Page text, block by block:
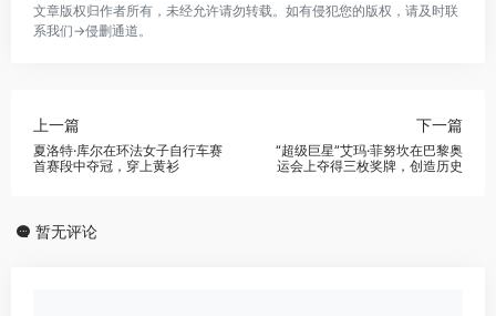
文章版权归作者所有，未经允许请勿转载。如有侵犯您的版权，请及时联
系我们→侵删通道 。
上一篇
夏洛特·库尔在环法女子自行车赛
首赛段中夺冠，穿上黄衫
下一篇
“超级巨星”艾玛·菲努坎在巴黎奥
运会上夺得三枚奖牌，创造历史
暂无评论